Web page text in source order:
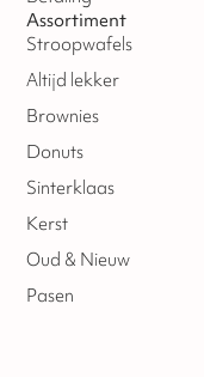
Assortiment
Stroopwafels
Altijd lekker
Brownies
Donuts
Sinterklaas
Kerst
Oud & Nieuw
Pasen